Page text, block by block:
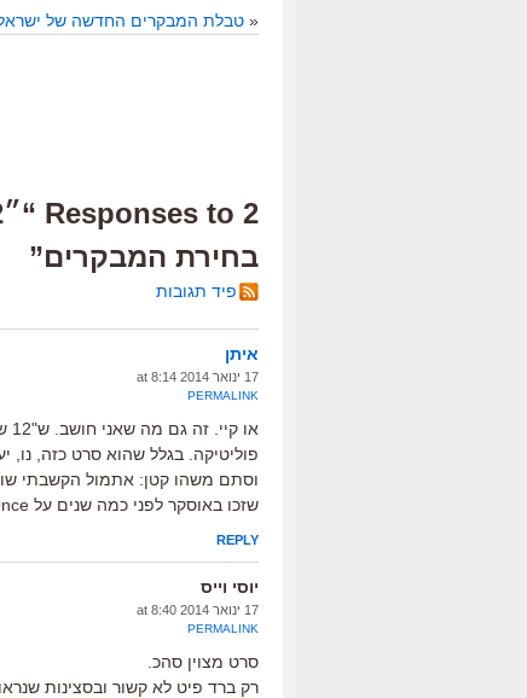
« טבלת המבקרים החדשה של ישראל,
בחירת המבקרים”
פיד תגובות
איתן
17 ינואר 2014 at 8:14
PERMALINK
פוליטיקה. בגלל שהוא סרט כזה, נו,
וסתם משהו קטן: אתמול הקשבתי
שזכו באוסקר לפני כמה שנים על Once. אולי אם "היא" ימשיך את המומנטום שלו, הוא יזכה גם על שיר.
REPLY
יוסי וייס
17 ינואר 2014 at 8:40
PERMALINK
סרט מצוין סהכ.
רק ברד פיט לא קשור ובסצינות